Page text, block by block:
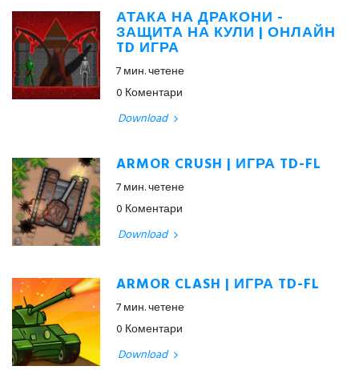
АТАКА НА ДРАКОНИ -
ЗАЩИТА НА КУЛИ | ОНЛАЙН
TD ИГРА
7 мин. четене
0 Коментари
Download
ARMOR CRUSH | ИГРА TD-FL
7 мин. четене
0 Коментари
Download
ARMOR CLASH | ИГРА TD-FL
7 мин. четене
0 Коментари
Download